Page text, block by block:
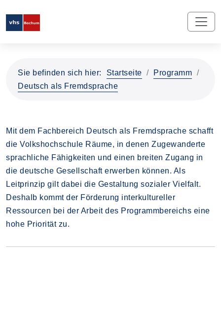
Sie befinden sich hier: Startseite
Programm
Deutsch als Fremdsprache
Mit dem Fachbereich Deutsch als Fremdsprache schafft
die Volkshochschule Räume, in denen Zugewanderte
sprachliche Fähigkeiten und einen breiten Zugang in
die deutsche Gesellschaft erwerben können. Als
Leitprinzip gilt dabei die Gestaltung sozialer Vielfalt.
Deshalb kommt der Förderung interkultureller
Ressourcen bei der Arbeit des Programmbereichs eine
hohe Priorität zu.